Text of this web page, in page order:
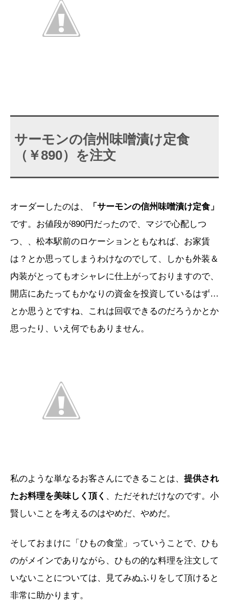
サーモンの信州味噌漬け定食
（￥890）を注文
オーダーしたのは、
「サーモンの信州味噌漬け定食」
です。お値段が890円だったので、マジで心配しつ
つ、、松本駅前のロケーションともなれば、お家賃
は？とか思ってしまうわけなのでして、しかも外装＆
内装がとってもオシャレに仕上がっておりますので、
開店にあたってもかなりの資金を投資しているはず…
とか思うとですね、これは回収できるのだろうかとか
思ったり、いえ何でもありません。
私のような単なるお客さんにできることは、 提供され
たお料理を美味しく頂く 、ただそれだけなのです。小
賢しいことを考えるのはやめだ、やめだ。
そしておまけに「ひもの食堂」っていうことで、ひも
のがメインでありながら、ひもの的な料理を注文して
いないことについては、見てみぬふりをして頂けると
非常に助かります。